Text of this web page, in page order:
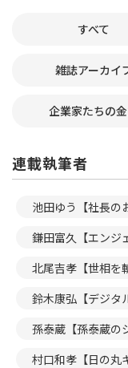
すべて
雑誌アーカイ
企業家たちの
連載執筆者
池田ゆう【社長の
鎌田富久【エンジ
北尾吉孝【世相を
鈴木康弘【デジタ
孫泰蔵【孫泰蔵の
村口和孝【日の丸